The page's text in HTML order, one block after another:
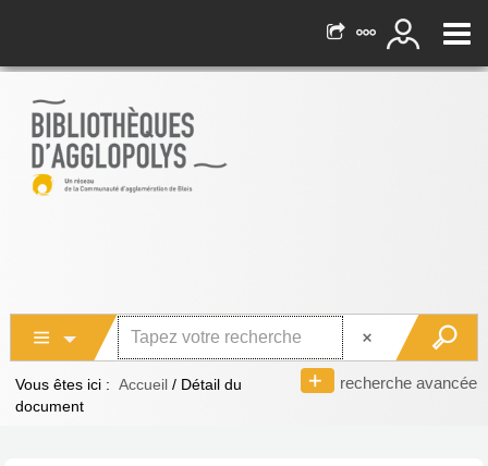
recherche avancée
Vous êtes ici : Accueil / Détail du
document